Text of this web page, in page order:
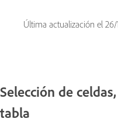
Última actualización el 26/
Selección de
tabla